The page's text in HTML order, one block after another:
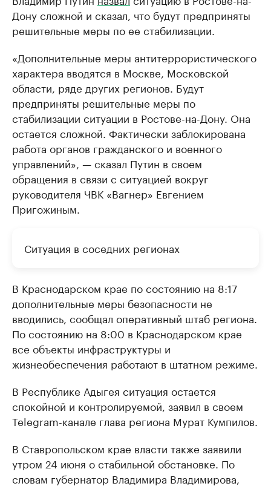
Дону сложной и сказал, что будут предприняты
решительные меры по ее стабилизации.
«Дополнительные меры антитеррористического
характера вводятся в Москве, Московской
области, ряде других регионов. Будут
предприняты решительные меры по
стабилизации ситуации в Ростове-на-Дону. Она
остается сложной. Фактически заблокирована
работа органов гражданского и военного
управлений», — сказал Путин в своем
обращения в связи с ситуацией вокруг
руководителя ЧВК «Вагнер» Евгением
Пригожиным.
Ситуация в соседних регионах
В Краснодарском крае по состоянию на 8:17
дополнительные меры безопасности не
вводились, сообщал оперативный штаб региона.
По состоянию на 8:00 в Краснодарском крае
все объекты инфраструктуры и
жизнеобеспечения работают в штатном режиме.
В Республике Адыгея ситуация остается
спокойной и контролируемой, заявил в своем
Telegram-канале глава региона Мурат Кумпилов.
В Ставропольском крае власти также заявили
утром 24 июня о стабильной обстановке. По
словам губернатор Владимира Владимирова,